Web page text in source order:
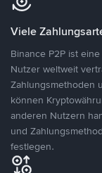
Viele
Binance P2P ist
Nutzer weltweit
Zahlungsmethoden
können
anderen Nutzern
und
festlegen.